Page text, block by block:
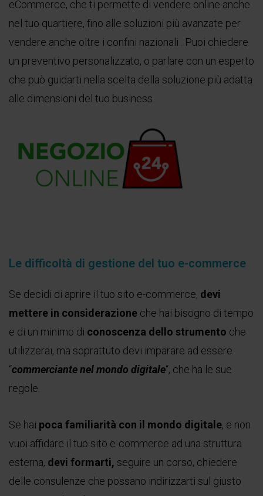
eCommerce, che ti permette di vendere online anche
nel tuo quartiere, fino alle soluzioni più avanzate per
vendere anche oltre i confini nazionali . Puoi chiedere
un preventivo personalizzato, o parlare con un esperto
che può guidarti nella scelta della soluzione più adatta
alle dimensioni del tuo business.
Le difficoltà di gestione del tuo e-commerce
Se decidi di aprire il tuo sito e-commerce, devi
mettere in considerazione che hai bisogno di tempo
e di un minimo di conoscenza dello strumento che
utilizzerai, ma soprattuto devi imparare ad essere
“commerciante nel mondo digitale“, che ha le sue
regole.
Se hai poca familiarità con il mondo digitale, e non
vuoi affidare il tuo sito e-commerce ad una struttura
esterna, devi formarti, seguire un corso, chiedere
delle consulenze che possano indirizzarti sul giusto